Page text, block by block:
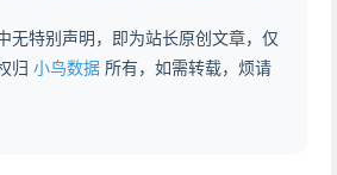
无特别声明，即为站长原创文章，仅
归 小鸟数据 所有，如需转载，烦请